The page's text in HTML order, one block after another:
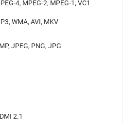
4, MPEG-2, MPEG-1, VC1
WMA, AVI, MKV
JPEG, PNG, JPG
2.1